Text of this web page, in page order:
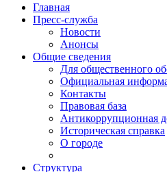
Главная
Пресс-служба
Новости
Анонсы
Общие сведения
Для общественного
Официальная
Контакты
Правовая база
Антикоррупционная
Историческая справка
О городе
Структура